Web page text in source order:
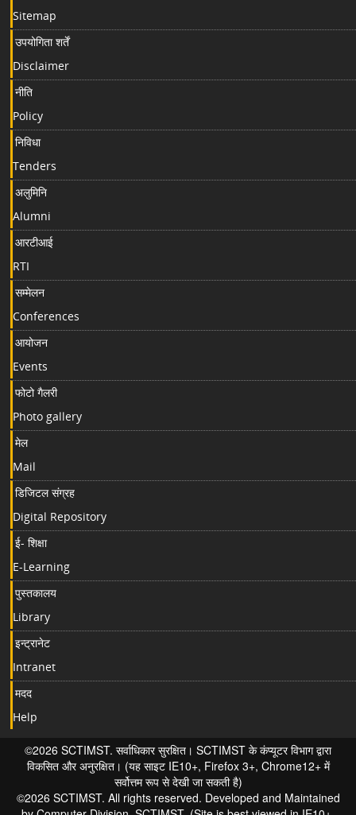
Sitemap
उपयोगिता शर्तें
Disclaimer
नीति
Policy
निविधा
Tenders
अलुमिनि
Alumni
आरटीआई
RTI
सम्मेलन
Conferences
आयोजन
Events
फोटो गैलरी
Photo gallery
मेल
Mail
डिजिटल संग्रह
Digital Repository
ई- शिक्षा
E-Learning
पुस्तकालय
Library
इन्ट्रानेट
Intranet
मदद
Help
©2026 SCTIMST. सर्वाधिकार सुरक्षित। SCTIMST के कंप्यूटर विभाग द्वारा
विकसित और अनुरक्षित। (यह साइट IE10+, Firefox 3+, Chrome12+ में
सर्वोत्तम रूप से देखी जा सकती है)
©2026 SCTIMST. All rights reserved. Developed and Maintained